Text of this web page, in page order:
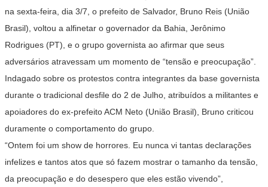
na sexta-feira, dia 3/7, o prefeito de Salvador, Bruno Reis (União
Brasil), voltou a alfinetar o governador da Bahia, Jerônimo
Rodrigues (PT), e o grupo governista ao afirmar que seus
adversários atravessam um momento de “tensão e preocupação”.
Indagado sobre os protestos contra integrantes da base governista
durante o tradicional desfile do 2 de Julho, atribuídos a militantes e
apoiadores do ex-prefeito ACM Neto (União Brasil), Bruno criticou
duramente o comportamento do grupo.
“Ontem foi um show de horrores. Eu nunca vi tantas declarações
infelizes e tantos atos que só fazem mostrar o tamanho da tensão,
da preocupação e do desespero que eles estão vivendo”,